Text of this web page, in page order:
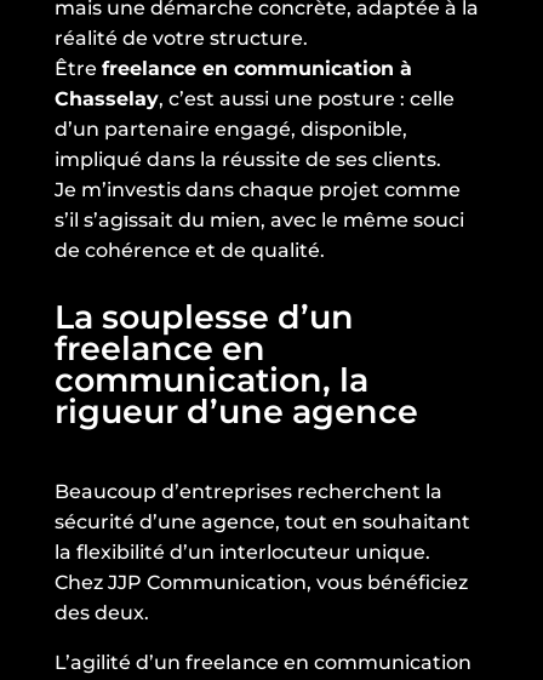
mais une démarche concrète, adaptée à la
réalité de votre structure.
Être freelance en communication à
Chasselay, c’est aussi une posture : celle
d’un partenaire engagé, disponible,
impliqué dans la réussite de ses clients.
Je m’investis dans chaque projet comme
s’il s’agissait du mien, avec le même souci
de cohérence et de qualité.
La souplesse d’un
freelance en
communication, la
rigueur d’une agence
Beaucoup d’entreprises recherchent la
sécurité d’une agence, tout en souhaitant
la flexibilité d’un interlocuteur unique.
Chez JJP Communication, vous bénéficiez
des deux.
L’agilité d’un freelance en communication